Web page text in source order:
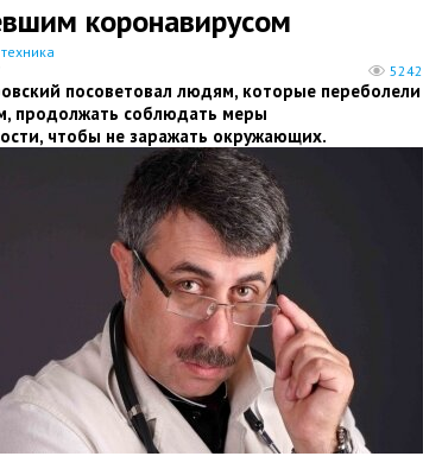
коронавирусом
5242
посоветовал людям, которые переболели
продолжать соблюдать меры
чтобы не заражать окружающих.